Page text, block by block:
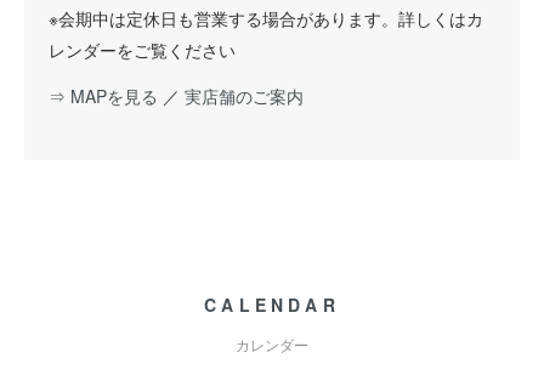
※会期中は定休日も営業する場合があります。詳しくはカ
レンダーをご覧ください
⇒ MAPを見る ／ 実店舗のご案内
CALENDAR
カレンダー